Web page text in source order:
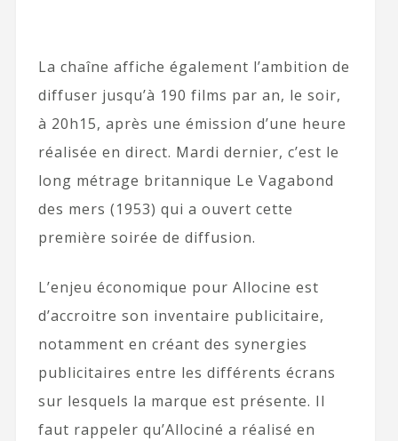
La chaîne affiche également l’ambition de
diffuser jusqu’à 190 films par an, le soir,
à 20h15, après une émission d’une heure
réalisée en direct. Mardi dernier, c’est le
long métrage britannique Le Vagabond
des mers (1953) qui a ouvert cette
première soirée de diffusion.
L’enjeu économique pour Allocine est
d’accroitre son inventaire publicitaire,
notamment en créant des synergies
publicitaires entre les différents écrans
sur lesquels la marque est présente. Il
faut rappeler qu’Allociné a réalisé en